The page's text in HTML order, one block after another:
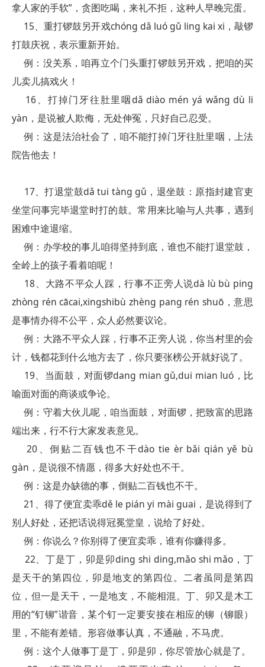
拿人家的手软”，贪图吃喝，来礼不拒，这种人早晚完蛋。
15、重打锣鼓另开戏chóng dǎ luó gǔ ling kai xi，敲锣
打鼓庆祝，表示重新开始。
例：没关系，咱再立个门头重打锣鼓另开戏，把咱的买
儿卖儿搞戏火！
16、打掉门牙往肚里咽dǎ diào mén yá wǎng dù li
yàn，是说被人欺侮，无处伸冤，只好自己忍受。
例：这是法治社会了，咱不能打掉门牙往肚里咽，上法
院告他去！
17、打退堂鼓dǎ tui tàng gǔ，退坐鼓：原指封建官吏
坐堂问事完毕退堂时打的鼓。常用来比喻与人共事，遇到
困难中途退缩。
例：办学校的事儿咱得坚持到底，谁也不能打退堂鼓，
全岭上的孩子看着咱呢！
18、大路不平众人踩，行事不正旁人说dà lù bù ping
zhòng rén cācai,xingshibù zhèng pang rén shuō，意思
是事情办得不公平，众人必然要议论。
例：大路不平众人踩，行事不正旁人说，你当村里的会
计，钱都花到什么地方去了，你只要张榜公开就好说了。
19、当面鼓，对面锣dang mian gǔ,dui mian luó，比
喻面对面的商谈或争论。
例：守着大伙儿呢，咱当面鼓，对面锣，把致富的思路
端出来，行不行大家发表意见。
20、倒贴二百钱也不干dào tie èr bǎi qián yě bù
gàn，是说很不情愿，得多大好处也不干。
例：这是办缺德的事，倒贴二百钱也不干。
21、得了便宜卖乖dě le pián yi mài guai，是说得到了
别人好处，还把话说得冠冕堂皇，说给了好处。
例：你说么？你别得了便宜卖乖，谁有你赚得多。
22、丁是丁，卯是卯ding shi ding,mǎo shi mǎo，丁
是天干的第四位，卯是地支的第四位。二者虽同是第四
位，但一是天干，一是地支，不能相混。丁、卯又是木工
用的“钉铆”谐音，某个钉一定要安接在相应的铆（铆眼）
里，不能有差错。形容做事认真，不通融，不马虎。
例：这个人做事丁是丁，卯是卯，你尽管放心就是了。